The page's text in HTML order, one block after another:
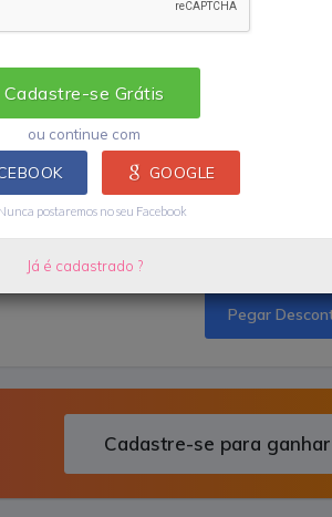
Pegar
Cadastre-se para ganhar
Cadastre-se Grátis
ou continue com
GOOGLE
postaremos no seu Facebook
Já é cadastrado ?